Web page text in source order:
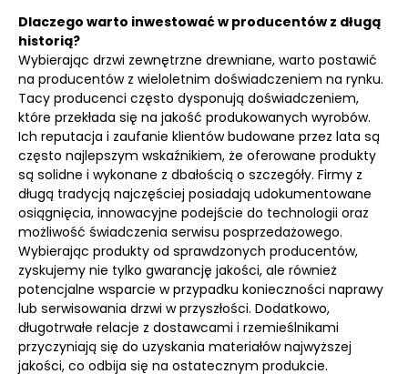
Dlaczego warto inwestować w producentów z długą
historią?
Wybierając drzwi zewnętrzne drewniane, warto postawić
na producentów z wieloletnim doświadczeniem na rynku.
Tacy producenci często dysponują doświadczeniem,
które przekłada się na jakość produkowanych wyrobów.
Ich reputacja i zaufanie klientów budowane przez lata są
często najlepszym wskaźnikiem, że oferowane produkty
są solidne i wykonane z dbałością o szczegóły. Firmy z
długą tradycją najczęściej posiadają udokumentowane
osiągnięcia, innowacyjne podejście do technologii oraz
możliwość świadczenia serwisu posprzedażowego.
Wybierając produkty od sprawdzonych producentów,
zyskujemy nie tylko gwarancję jakości, ale również
potencjalne wsparcie w przypadku konieczności naprawy
lub serwisowania drzwi w przyszłości. Dodatkowo,
długotrwałe relacje z dostawcami i rzemieślnikami
przyczyniają się do uzyskania materiałów najwyższej
jakości, co odbija się na ostatecznym produkcie.